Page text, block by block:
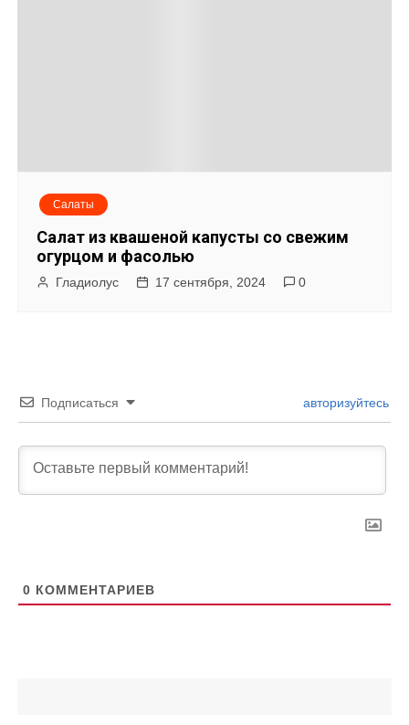
Салаты
Салат из квашеной капусты со свежим
огурцом и фасолью
Гладиолус 17 сентября, 2024 0
Подписаться авторизуйтесь
0 КОММЕНТАРИЕВ